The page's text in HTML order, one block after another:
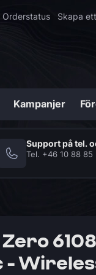
Orderstatus Skapa
Kampanjer
Support på tel.
Tel. +46 10 88 85
6108
-